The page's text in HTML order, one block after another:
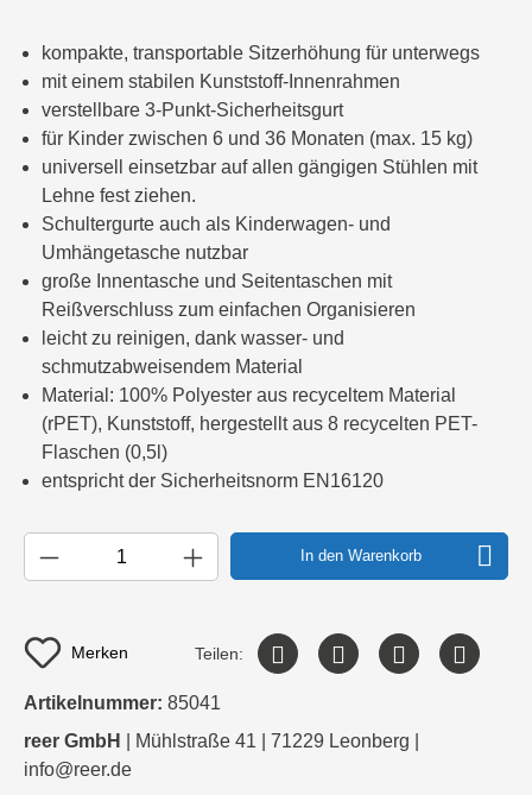
kompakte, transportable Sitzerhöhung für unterwegs
mit einem stabilen Kunststoff-Innenrahmen
verstellbare 3-Punkt-Sicherheitsgurt
für Kinder zwischen 6 und 36 Monaten (max. 15 kg)
universell einsetzbar auf allen gängigen Stühlen mit
Lehne fest ziehen.
Schultergurte auch als Kinderwagen- und
Umhängetasche nutzbar
große Innentasche und Seitentaschen mit
Reißverschluss zum einfachen Organisieren
leicht zu reinigen, dank wasser- und
schmutzabweisendem Material
Material: 100% Polyester aus recyceltem Material
(rPET), Kunststoff, hergestellt aus 8 recycelten PET-
Flaschen (0,5l)
entspricht der Sicherheitsnorm EN16120
In den Warenkorb
Merken Teilen:
Artikelnummer: 85041
reer GmbH
| Mühlstraße 41 | 71229 Leonberg |
info@reer.de